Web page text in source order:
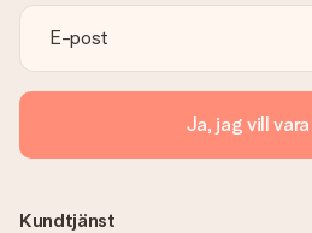
Ja, jag vill
Kundtjänst